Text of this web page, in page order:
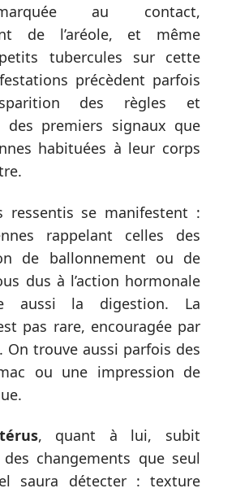
au contact,
de l’aréole, et même
tubercules sur cette
précèdent parfois
des règles et
des premiers signaux que
habituées à leur corps
ressentis se manifestent :
rappelant celles des
de ballonnement ou de
dus à l’action hormonale
aussi la digestion. La
pas rare, encouragée par
On trouve aussi parfois des
ou une impression de
, quant à lui, subit
changements que seul
saura détecter : texture